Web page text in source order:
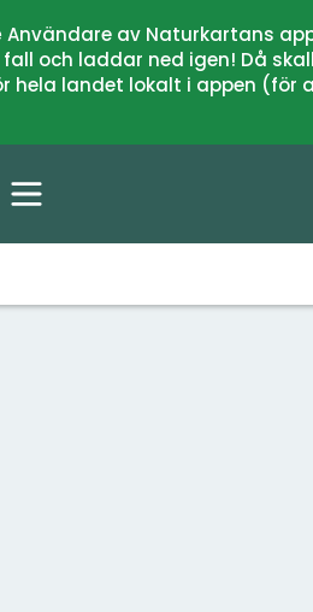
Användare av Naturkartans
och laddar ned igen! Då
hela landet lokalt i appen